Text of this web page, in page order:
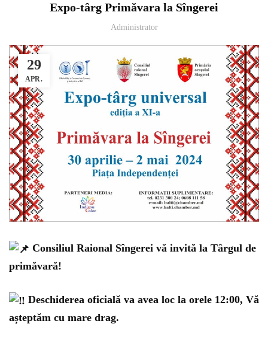
Expo-târg Primăvara la Sîngerei
Administrator
29
APR.
Consiliul Raional Sîngerei vă invită la Târgul de
primăvară!
Deschiderea oficială va avea loc la orele 12:00, Vă
așteptăm cu mare drag.